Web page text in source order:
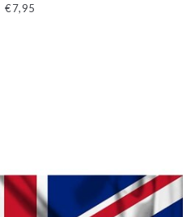
€7,95